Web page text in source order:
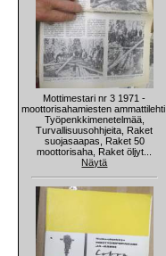
Mottimestari nr 3 1971 -
moottorisahamiesten ammattilehti,
Työpenkkimenetelmää,
Turvallisuusohhjeita, Raket
suojasaapas, Raket 50
moottorisaha, Raket öljyt...
Näytä